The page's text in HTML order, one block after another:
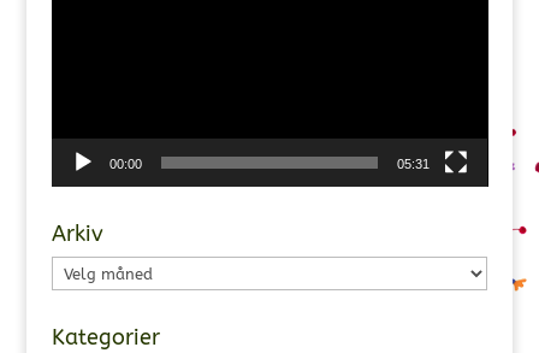
00:00 05:31
Arkiv
Arkiv
Kategorier